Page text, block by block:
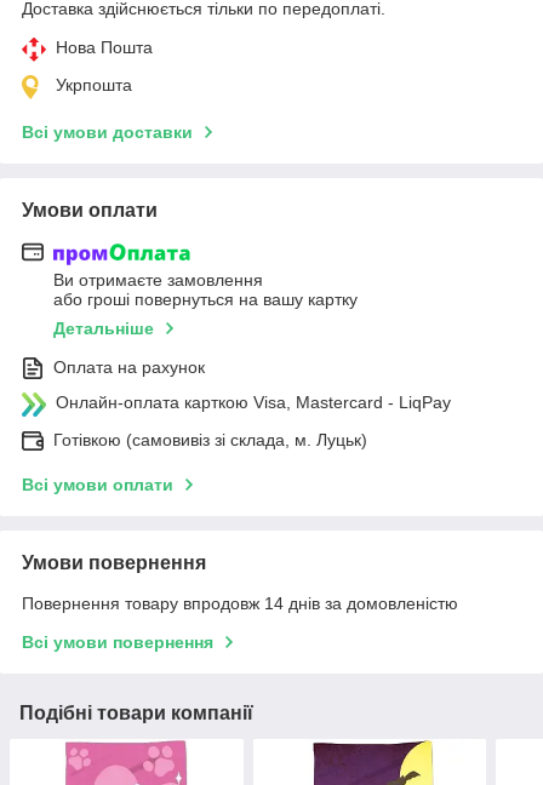
Доставка здійснюється тільки по передоплаті.
Нова Пошта
Укрпошта
Всі умови доставки
Умови оплати
Ви отримаєте замовлення
або гроші повернуться на вашу картку
Детальніше
Оплата на рахунок
Онлайн-оплата карткою Visa, Mastercard - LiqPay
Готівкою (самовивіз зі склада, м. Луцьк)
Всі умови оплати
Умови повернення
Повернення товару впродовж 14 днів за домовленістю
Всі умови повернення
Подібні товари компанії